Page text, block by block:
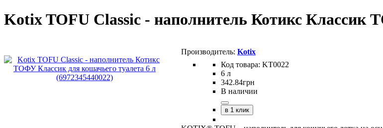
Kotix TOFU Classic - наполнитель Котикс Классик
Kotix
KT0022
6 л
342.84грн
В наличии
в 1 клик